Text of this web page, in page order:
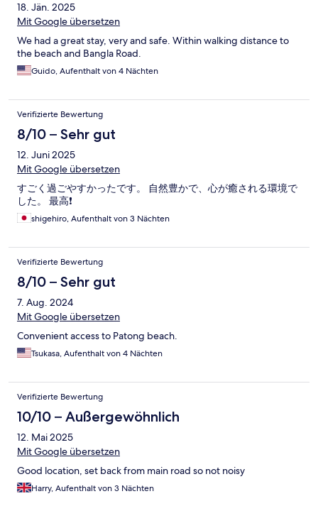
18. Jän. 2025
Mit Google übersetzen
We had a great stay, very and safe. Within walking distance to
the beach and Bangla Road.
Guido, Aufenthalt von 4 Nächten
Verifizierte Bewertung
8/10 – Sehr gut
12. Juni 2025
Mit Google übersetzen
すごく過ごやすかったです。 自然豊かで、心が癒される環境で
した。 最高❗️
shigehiro, Aufenthalt von 3 Nächten
Verifizierte Bewertung
8/10 – Sehr gut
7. Aug. 2024
Mit Google übersetzen
Convenient access to Patong beach.
Tsukasa, Aufenthalt von 4 Nächten
Verifizierte Bewertung
10/10 – Außergewöhnlich
12. Mai 2025
Mit Google übersetzen
Good location, set back from main road so not noisy
Harry, Aufenthalt von 3 Nächten